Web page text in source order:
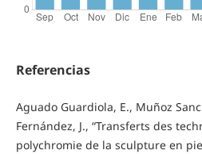
Referencias
Aguado Guardiola, E., Muñoz
Fernández, J., “Transferts des
polychromie de la sculpture en